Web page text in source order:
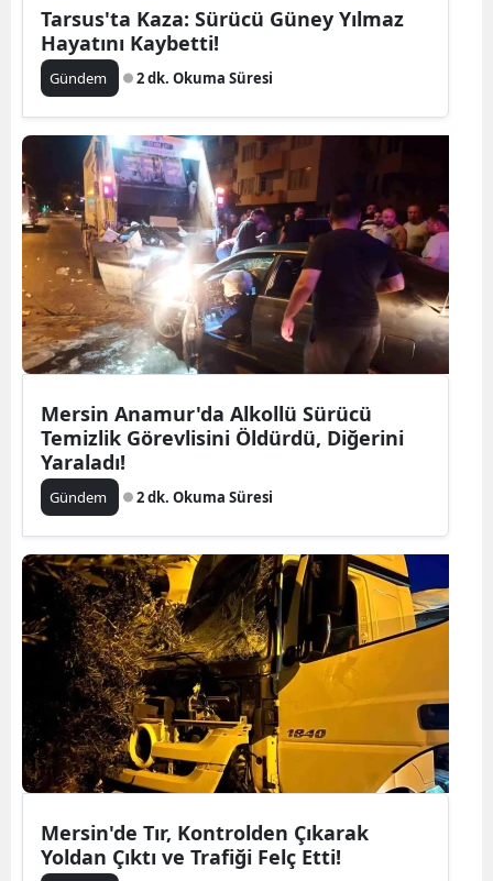
Tarsus'ta Kaza: Sürücü Güney Yılmaz
Hayatını Kaybetti!
Gündem 2 dk. Okuma Süresi
Mersin Anamur'da Alkollü Sürücü
Temizlik Görevlisini Öldürdü, Diğerini
Yaraladı!
Gündem 2 dk. Okuma Süresi
Mersin'de Tır, Kontrolden Çıkarak
Yoldan Çıktı ve Trafiği Felç Etti!